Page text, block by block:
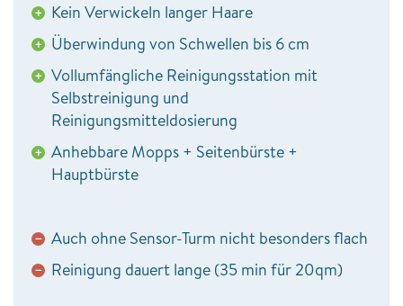
+ Kein Verwickeln langer Haare
+ Überwindung von Schwellen bis 6 cm
+ Vollumfängliche Reinigungsstation mit
Selbstreinigung und
Reinigungsmitteldosierung
+ Anhebbare Mopps + Seitenbürste +
Hauptbürste
− Auch ohne Sensor-Turm nicht besonders flach
− Reinigung dauert lange (35 min für 20qm)